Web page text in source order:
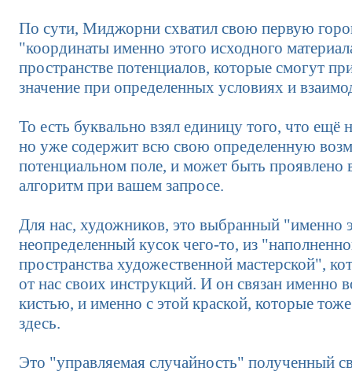
По сути, Миджорни схватил свою первую
"координаты именно этого исходного
пространстве потенциалов, которые смогут
значение при определенных условиях и
То есть буквально взял единицу того, что ещё
но уже содержит всю свою определенную
потенциальном поле, и может быть проявлено
алгоритм при вашем запросе.
Для нас, художников, это выбранный "именно
неопределенный кусок чего-то, из
пространства художественной мастерской",
от нас своих инструкций. И он связан именно
кистью, и именно с этой краской, которые
здесь.
Это "управляемая случайность" полученный